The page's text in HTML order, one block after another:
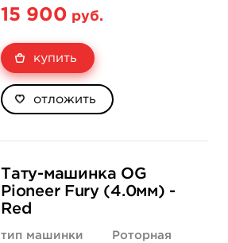
15 900 руб.
купить
отложить
Тату-машинка OG
Pioneer Fury (4.0мм) -
Red
тип машинки
Роторная